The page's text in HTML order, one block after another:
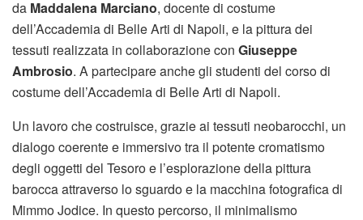
da Maddalena Marciano, docente di costume
dell’Accademia di Belle Arti di Napoli, e la pittura dei
tessuti realizzata in collaborazione con Giuseppe
Ambrosio. A partecipare anche gli studenti del corso di
costume dell’Accademia di Belle Arti di Napoli.
Un lavoro che costruisce, grazie ai tessuti neobarocchi, un
dialogo coerente e immersivo tra il potente cromatismo
degli oggetti del Tesoro e l’esplorazione della pittura
barocca attraverso lo sguardo e la macchina fotografica di
Mimmo Jodice. In questo percorso, il minimalismo